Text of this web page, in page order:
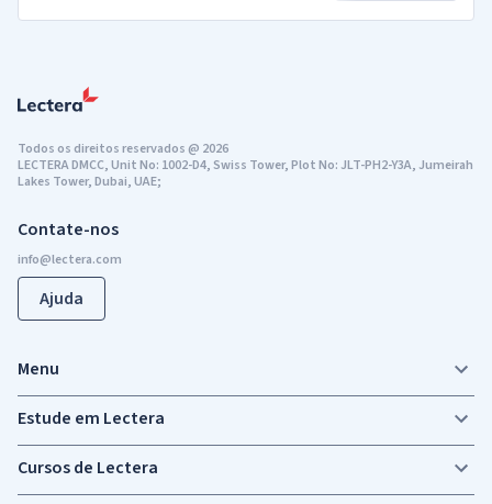
Contate-nos
Ajuda
Todos os direitos reservados@ 2026
LECTERA DMCC, Unit No: 1002-D4, Swiss Tower, Plot No: JLT-PH2-Y3A, Jumeirah
Lakes Tower, Dubai, UAE;
Menu
Estude em Lectera
Cursos de Lectera